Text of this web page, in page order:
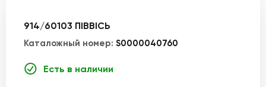
914/60103 ПІВВІСЬ
Каталожный номер: S0000040760
Есть в наличии